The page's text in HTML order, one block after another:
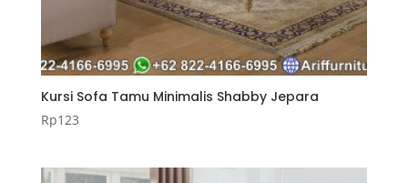
Kursi Sofa Tamu Minimalis Shabby Jepara
Rp123